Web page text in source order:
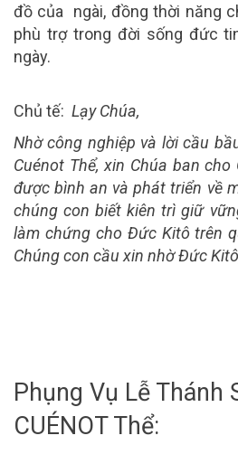
đồ của ngài, đồng thời năng
phù trợ trong đời sống đức
ngày.
Chủ tế: Lạy Chúa,
Nhờ công nghiệp và lời cầu
Cuénot Thể, xin Chúa ban
được bình an và phát triển về
chúng con biết kiên trì giữ
làm chứng cho Đức Kitô trên
Chúng con cầu xin nhờ Đức
Phụng Vụ Lễ Thánh
CUÉNOT Thể: